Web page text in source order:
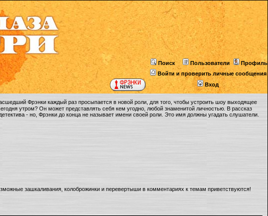
Поиск Пользователи
Профиль
Войти и проверить личные сообщения
Вход
Фрэнки каждый раз просыпается в новой роли, для того, чтобы устроить шоу выходящее
утром? Он может представлять себя кем угодно, любой знаменитой личностью. В рассказ
- но, Фрэнки до конца не называет имени своей роли. Это имя должны угадать слушатели.
зашкаливания, колоброжинки и перевертыши в комментариях к темам приветствуются!